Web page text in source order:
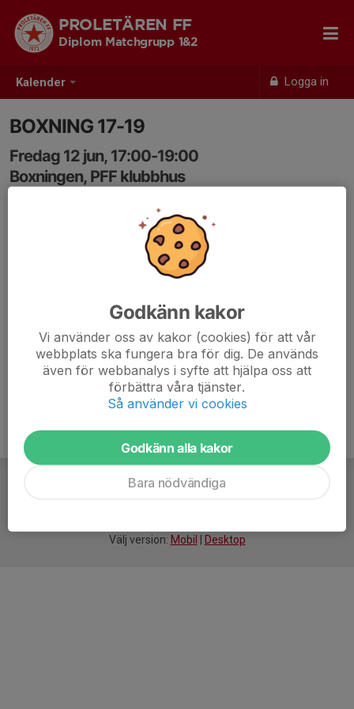
Kalender Logga in
PROLETÄREN FF
Diplom Matchgrupp 1&2
BOXNING 17-19
Fredag 12 jun, 17:00-19:00
Boxningen, PFF klubbhus
Välj version: Mobil Desktop
Godkänn kakor
Vi använder oss av kakor (cookies) för att vår
webbplats ska fungera bra för dig. De används
även för webbanalys i syfte att hjälpa oss att
förbättra våra tjänster.
Så använder vi cookies
Godkänn alla kakor
Bara nödvändiga